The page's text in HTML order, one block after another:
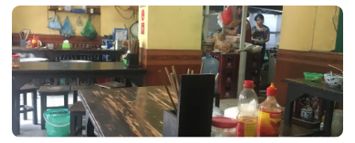
Mình gọi combo sườn cốt lết đặc biệt như ảnh, có
sườn, trứng, tóp mỡ và canh rong biển. Các món đều
oke nhưng các bạn nên đến sớm trước 8r vì dễ hết
combo sườn lắm nhé.
Hà Quỳnh Anh Nguyễn